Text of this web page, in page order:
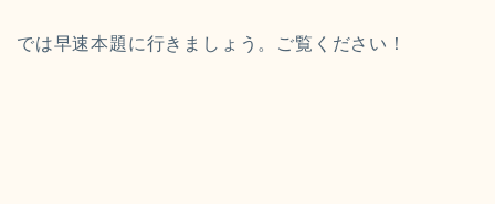
では早速本題に行きましょう。ご覧ください！